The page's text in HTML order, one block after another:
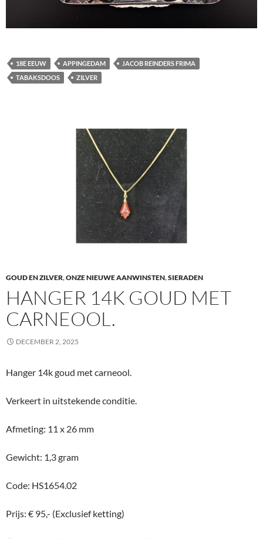
18E EEUW APPINGEDAM
JACOB REINDERS FRIMA
TABAKSDOOS
ZILVER
GOUD EN ZILVER,ONZE NIEUWE AANWINSTEN,SIERADEN
HANGER 14K GOUD MET
CARNEOOL.
DECEMBER 2, 2025
Hanger 14k goud met carneool.
Verkeert in uitstekende conditie.
Afmeting: 11 x 26 mm
Gewicht: 1,3 gram
Code: HS1654.02
Prijs: € 95,- (Exclusief ketting)